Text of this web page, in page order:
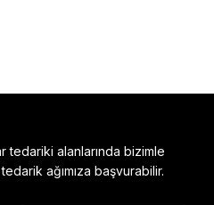
tedariki alanlarında bizimle
ağımıza başvurabilir.